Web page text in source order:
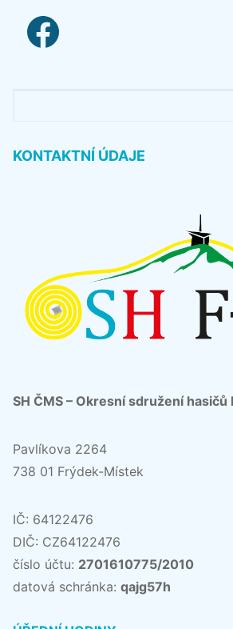
facebook link
KONTAKTNÍ ÚDAJE
SH ČMS – Okresní sdružení
Pavlíkova 2264
738 01 Frýdek-Místek
IČ: 64122476
DIČ: CZ64122476
číslo účtu: 2701610775/2010
datová schránka: qajg57h